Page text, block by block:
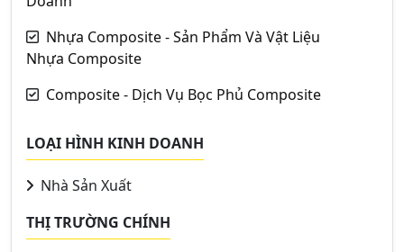
Nhựa Composite - Sản Phẩm Và Vật Liệu
Nhựa Composite
Composite - Dịch Vụ Bọc Phủ Composite
LOẠI HÌNH KINH DOANH
Nhà Sản Xuất
THỊ TRƯỜNG CHÍNH